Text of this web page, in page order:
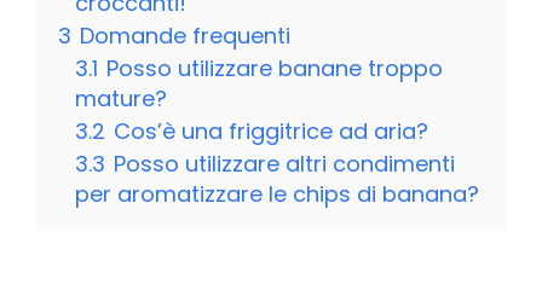
3 Domande frequenti
3.1 Posso utilizzare banane troppo
mature?
3.2 Cos’è una friggitrice ad aria?
3.3 Posso utilizzare altri condimenti
per aromatizzare le chips di banana?